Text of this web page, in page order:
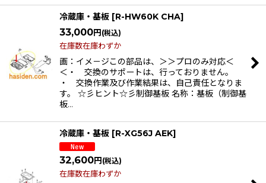
冷蔵庫・基板 [R-HW60K CHA]
33,000円 (税込)
在庫数在庫わずか
画：イメ－ジこの部品は、＞＞プロのみ対応＜
＜・ 交換のサポートは、行っておりません。
・ 交換作業及び作業結果は、自己責任となりま
す。 ☆彡ヒント☆彡制御基板 名称：基板（制御基
板…
冷蔵庫・基板 [R-XG56J AEK]
32,600円 (税込)
在庫数在庫わずか